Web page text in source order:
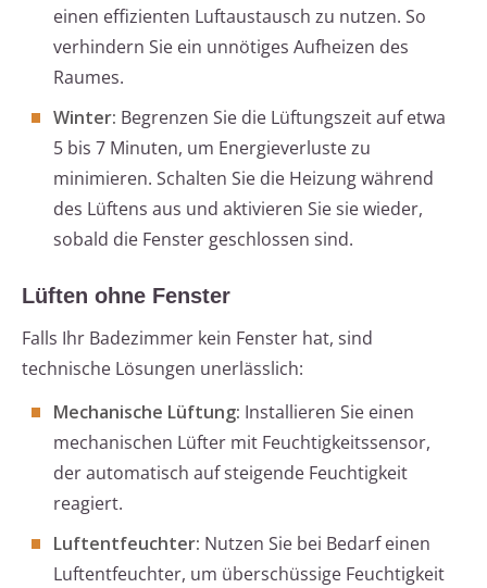
einen effizienten Luftaustausch zu nutzen. So
verhindern Sie ein unnötiges Aufheizen des
Raumes.
Winter: Begrenzen Sie die Lüftungszeit auf etwa
5 bis 7 Minuten, um Energieverluste zu
minimieren. Schalten Sie die Heizung während
des Lüftens aus und aktivieren Sie sie wieder,
sobald die Fenster geschlossen sind.
Lüften ohne Fenster
Falls Ihr Badezimmer kein Fenster hat, sind
technische Lösungen unerlässlich:
Mechanische Lüftung: Installieren Sie einen
mechanischen Lüfter mit Feuchtigkeitssensor,
der automatisch auf steigende Feuchtigkeit
reagiert.
Luftentfeuchter: Nutzen Sie bei Bedarf einen
Luftentfeuchter, um überschüssige Feuchtigkeit